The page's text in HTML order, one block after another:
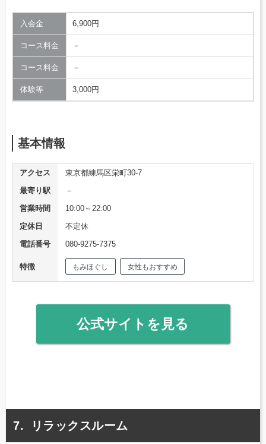
入会金 6,900円
コース料金 －
コース料金 －
体験等 3,000円
基本情報
アクセス
東京都練馬区栄町30-7
最寄り駅
－
営業時間
10:00～22:00
定休日
不定休
電話番号
080-9275-7375
特徴 もみほぐし 女性もおすすめ
公式サイトを見る
リラックスルーム